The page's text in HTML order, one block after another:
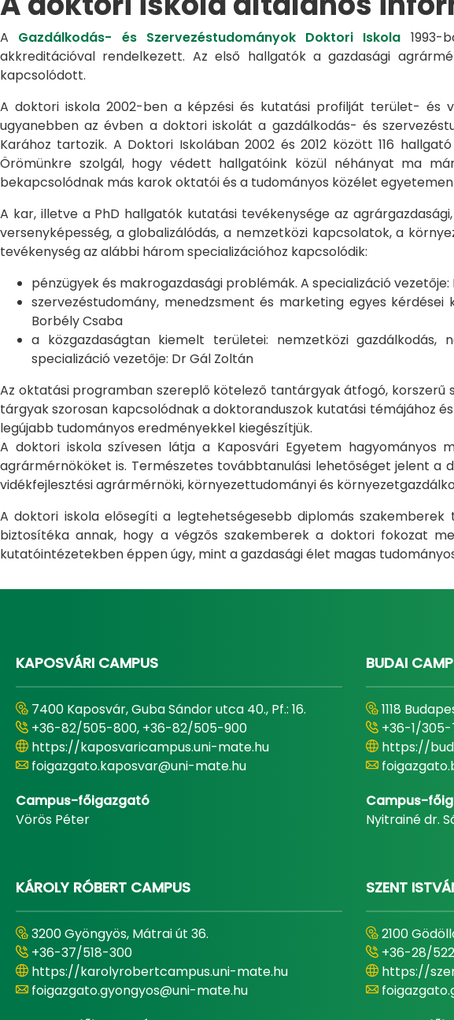
A Gazdálkodás- és Szervezéstudományok Doktori Iskola 1993-
akkreditációval rendelkezett. Az első hallgatók a gazdasági
kapcsolódott.
A doktori iskola 2002-ben a képzési és kutatási profilját terület- és
ugyanebben az évben a doktori iskolát a gazdálkodás- és
Karához tartozik. A Doktori Iskolában 2002 és 2012 között 116
Örömünkre szolgál, hogy védett hallgatóink közül néhányat ma
bekapcsolódnak más karok oktatói és a tudományos közélet egyetemen
A kar, illetve a PhD hallgatók kutatási tevékenysége az
versenyképesség, a globalizálódás, a nemzetközi kapcsolatok, a
tevékenység az alábbi három specializációhoz kapcsolódik:
pénzügyek és makrogazdasági problémák. A specializáció vezetője:
szervezéstudomány, menedzsment és marketing egyes
Borbély Csaba
a közgazdaságtan kiemelt területei: nemzetközi gazdálkodás,
specializáció vezetője: Dr Gál Zoltán
Az oktatási programban szereplő kötelező tantárgyak átfogó,
tárgyak szorosan kapcsolódnak a doktoranduszok kutatási témájához
legújabb tudományos eredményekkel kiegészítjük.
A doktori iskola szívesen látja a Kaposvári Egyetem hagyományos
agrármérnököket is. Természetes továbbtanulási lehetőséget jelent a
vidékfejlesztési agrármérnöki, környezettudományi és
A doktori iskola elősegíti a legtehetségesebb diplomás
biztosítéka annak, hogy a végzős szakemberek a doktori fokozat
kutatóintézetekben éppen úgy, mint a gazdasági élet magas
KAPOSVÁRI CAMPUS
7400 Kaposvár, Guba Sándor utca 40., Pf.: 16.
+36-82/505-800, +36-82/505-900
https://kaposvaricampus.uni-mate.hu
foigazgato.kaposvar@uni-mate.hu
Campus-főigazgató
Vörös Péter
BUDAI
1118
+36-1/
https://
Campus-
Nyitrainé dr.
KÁROLY RÓBERT CAMPUS
3200 Gyöngyös, Mátrai út 36.
+36-37/518-300
https://karolyrobertcampus.uni-mate.hu
foigazgato.gyongyos@uni-mate.hu
SZENT
2100
+36-28/
https://